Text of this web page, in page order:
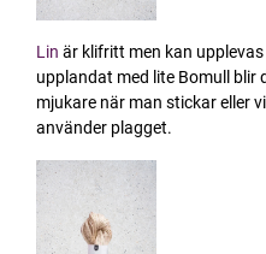
Lin är klifritt men kan
upplandat med lite Bomull blir
mjukare när man stickar eller
använder plagget.